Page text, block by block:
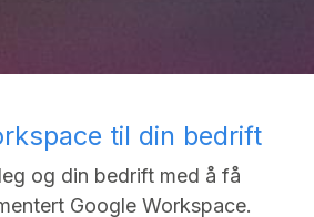
til din bedrift
og din bedrift med å få
Google Workspace.